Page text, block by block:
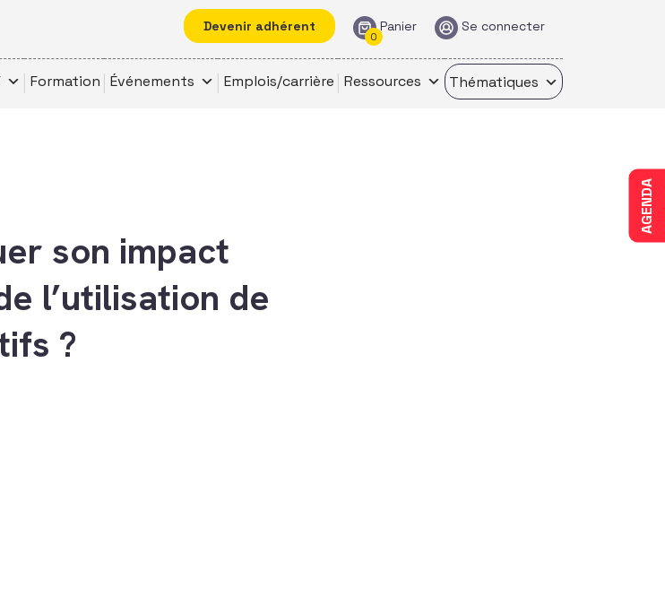
Devenir adhérent Panier
0
Se connecter
Formation Événements Emplois/carrière Ressources Thématiques
AGENDA
son impact
l’utilisation de
?